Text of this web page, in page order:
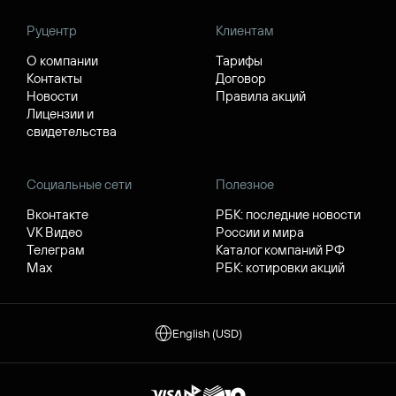
Руцентр
О компании
Контакты
Новости
Лицензии и
свидетельства
Клиентам
Тарифы
Договор
Правила акций
Социальные сети
Вконтакте
VK Видео
Телеграм
Max
Полезное
РБК: последние новости
России и мира
Каталог компаний РФ
РБК: котировки акций
English (USD)